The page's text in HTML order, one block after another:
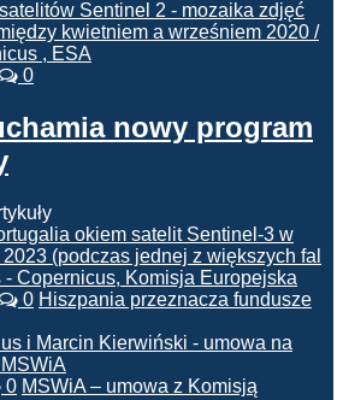
0
nowy program
0 Hiszpania przeznacza fundusze
0 MSWiA – umowa z Komisją